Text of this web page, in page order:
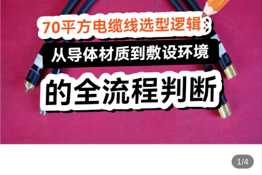
1/4